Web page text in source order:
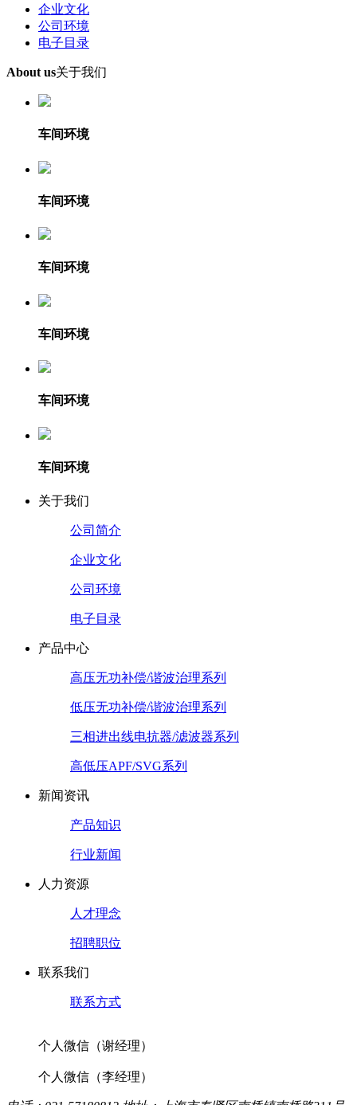
企业文化
公司环境
电子目录
About us关于我们
车间环境
车间环境
车间环境
车间环境
车间环境
车间环境
关于我们
公司简介
企业文化
公司环境
电子目录
产品中心
高压无功补偿/谐波治理系列
低压无功补偿/谐波治理系列
三相进出线电抗器/滤波器系列
高低压APF/SVG系列
新闻资讯
产品知识
行业新闻
人力资源
人才理念
招聘职位
联系我们
联系方式
个人微信（谢经理）
个人微信（李经理）